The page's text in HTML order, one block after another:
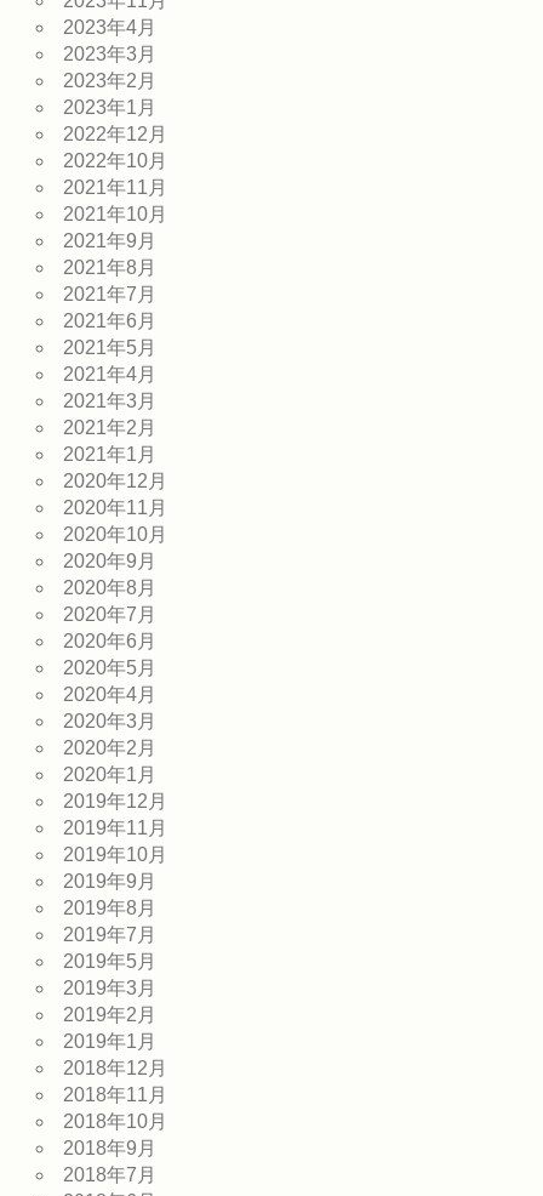
2023年4月
2023年3月
2023年2月
2023年1月
2022年12月
2022年10月
2021年11月
2021年10月
2021年9月
2021年8月
2021年7月
2021年6月
2021年5月
2021年4月
2021年3月
2021年2月
2021年1月
2020年12月
2020年11月
2020年10月
2020年9月
2020年8月
2020年7月
2020年6月
2020年5月
2020年4月
2020年3月
2020年2月
2020年1月
2019年12月
2019年11月
2019年10月
2019年9月
2019年8月
2019年7月
2019年5月
2019年3月
2019年2月
2019年1月
2018年12月
2018年11月
2018年10月
2018年9月
2018年7月